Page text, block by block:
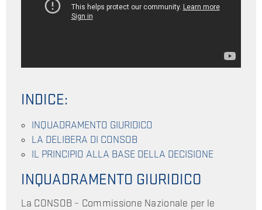
INDICE:
INQUADRAMENTO GIURIDICO
LA DELIBERA DI CONSOB
IL PRINCIPIO ALLA BASE DELLA DECISIONE
INQUADRAMENTO GIURIDICO
La CONSOB – Commissione Nazionale per le